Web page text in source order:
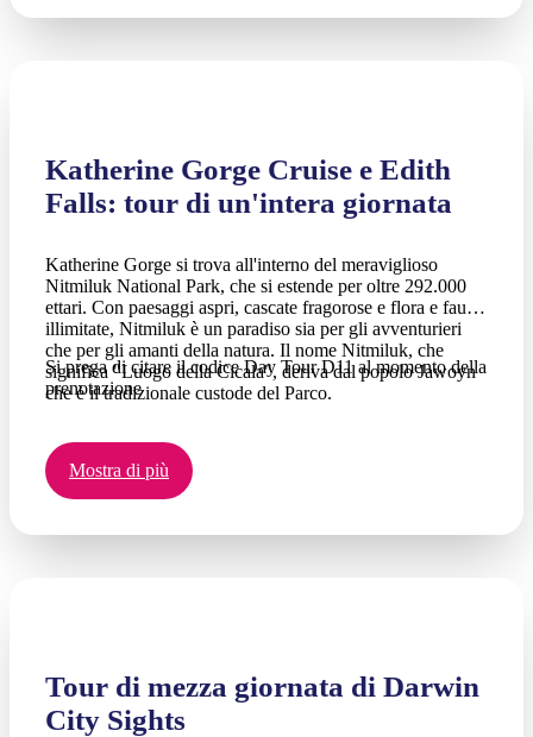
Katherine Gorge Cruise e Edith
Falls: tour di un'intera giornata
Katherine Gorge si trova all'interno del meraviglioso
Nitmiluk National Park, che si estende per oltre 292.000
ettari. Con paesaggi aspri, cascate fragorose e flora e fauna
illimitate, Nitmiluk è un paradiso sia per gli avventurieri
che per gli amanti della natura. Il nome Nitmiluk, che
significa "Luogo della Cicala", deriva dal popolo Jawoyn
che è il tradizionale custode del Parco.
Si prega di citare il codice Day Tour D11 al momento della
prenotazione
Mostra di più
Tour di mezza giornata di Darwin
City Sights